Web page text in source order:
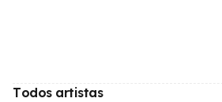
Todos artistas